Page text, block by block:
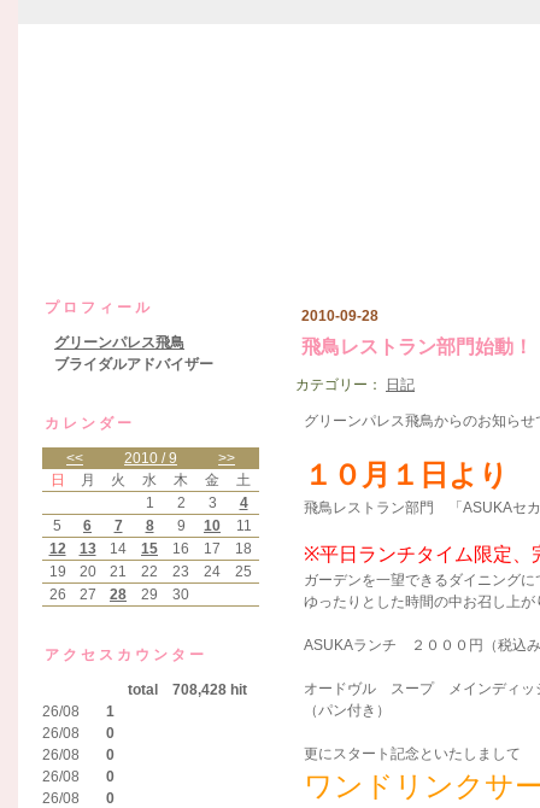
プロフィール
グリーンパレス飛鳥
ブライダルアドバイザー
カレンダー
<< 2010 / 9
>>
日
月 火 水 木 金
土
1
2 3
4
5
6 7 8 9 10
11
12
13 14 15 16 17
18
19
20 21 22 23 24
25
26
27 28 29 30
アクセスカウンター
total 708,428 hit
26/08
1
26/08
0
26/08
0
26/08
0
26/08
0
2010-09-28
飛鳥レストラン部門始動！
カテゴリー： 日記
グリーンパレス飛鳥からのお知らせ
１０月１日より
飛鳥レストラン部門 「ASUKAセ
※平日ランチタイム限定、
ガーデンを一望できるダイニング
ゆったりとした時間の中お召し上が
ASUKAランチ ２０００円（税込
オードヴル スープ メインディ
（パン付き）
更にスタート記念といたしまして
ワンドリンクサ